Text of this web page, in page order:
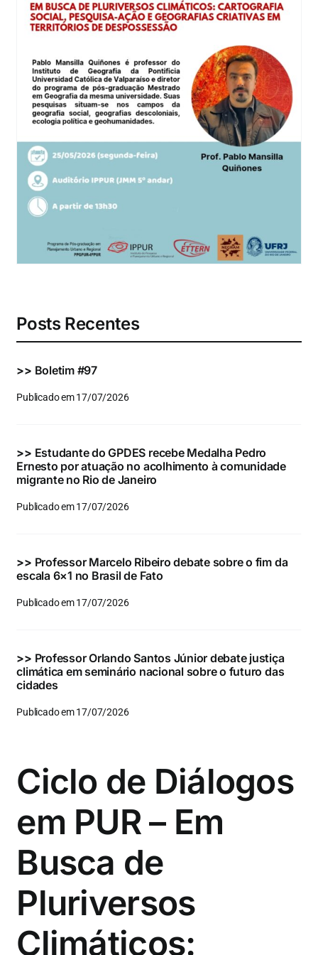
Eventos e Certificados
Buscar
resultados
para:
Posts Recentes
>> Boletim #97
Publicado em 17/07/2026
>> Estudante do GPDES recebe Medalha Pedro
Ernesto por atuação no acolhimento à comunidade
migrante no Rio de Janeiro
Publicado em 17/07/2026
>> Professor Marcelo Ribeiro debate sobre o fim da
escala 6×1 no Brasil de Fato
Publicado em 17/07/2026
>> Professor Orlando Santos Júnior debate justiça
climática em seminário nacional sobre o futuro das
cidades
Publicado em 17/07/2026
Ciclo de Diálogos
em PUR – Em
Busca de
Pluriversos
Climáticos: